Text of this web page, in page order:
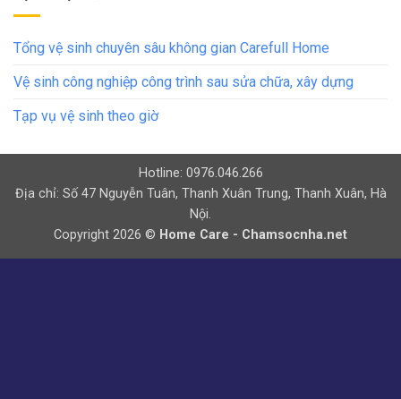
Tổng vệ sinh chuyên sâu không gian Carefull Home
Vệ sinh công nghiệp công trình sau sửa chữa, xây dựng
Tạp vụ vệ sinh theo giờ
Hotline: 0976.046.266
Địa chỉ: Số 47 Nguyễn Tuân, Thanh Xuân Trung, Thanh Xuân, Hà
Nội.
Copyright 2026 © Home Care - Chamsocnha.net